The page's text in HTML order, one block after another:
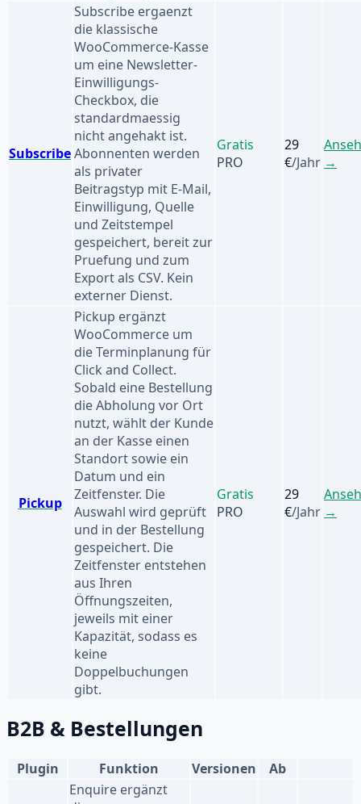
Subscribe
Subscribe ergaenzt
die klassische
WooCommerce-Kasse
um eine Newsletter-
Einwilligungs-
Checkbox, die
standardmaessig
nicht angehakt ist.
Abonnenten werden
als privater
Beitragstyp mit E-Mail,
Einwilligung, Quelle
und Zeitstempel
gespeichert, bereit zur
Pruefung und zum
Export als CSV. Kein
externer Dienst.
Gratis
PRO
29
€/Jahr →
Pickup
Pickup ergänzt
WooCommerce um
die Terminplanung für
Click and Collect.
Sobald eine Bestellung
die Abholung vor Ort
nutzt, wählt der Kunde
an der Kasse einen
Standort sowie ein
Datum und ein
Zeitfenster. Die
Auswahl wird geprüft
und in der Bestellung
gespeichert. Die
Zeitfenster entstehen
aus Ihren
Öffnungszeiten,
jeweils mit einer
Kapazität, sodass es
keine
Doppelbuchungen
gibt.
Gratis
PRO
29
€/Jahr →
B2B & Bestellungen
Plugin Funktion Versionen
Ab
Enquire ergänzt